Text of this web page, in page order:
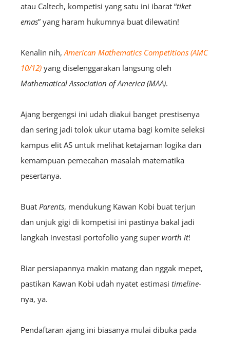
atau Caltech, kompetisi yang satu ini ibarat “tiket
emas” yang haram hukumnya buat dilewatin!
Kenalin nih, American Mathematics Competitions (AMC
10/12) yang diselenggarakan langsung oleh
Mathematical Association of America (MAA).
Ajang bergengsi ini udah diakui banget prestisenya
dan sering jadi tolok ukur utama bagi komite seleksi
kampus elit AS untuk melihat ketajaman logika dan
kemampuan pemecahan masalah matematika
pesertanya.
Buat Parents, mendukung Kawan Kobi buat terjun
dan unjuk gigi di kompetisi ini pastinya bakal jadi
langkah investasi portofolio yang super worth it!
Biar persiapannya makin matang dan nggak mepet,
pastikan Kawan Kobi udah nyatet estimasi timeline-
nya, ya.
Pendaftaran ajang ini biasanya mulai dibuka pada